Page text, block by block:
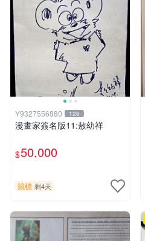
Y9327556880 126
漫畫家簽名版11:敖幼祥
$50,000
競標 剩4天